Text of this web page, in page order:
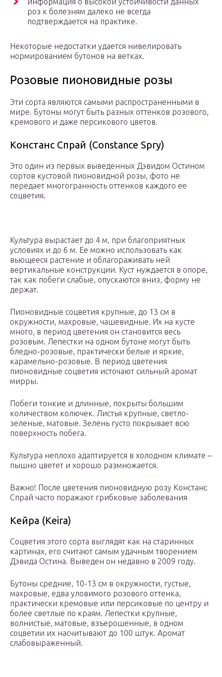
роз к болезням далеко не всегда
подтверждается на практике.
Некоторые недостатки удается нивелировать
нормированием бутонов на ветках.
Розовые пионовидные розы
Эти сорта являются самыми распространенными в
мире. Бутоны могут быть разных оттенков розового,
кремового и даже персикового цветов.
Констанс Спрай (Constance Spry)
Это один из первых выведенных Дэвидом Остином
сортов кустовой пионовидной розы, фото не
передает многогранность оттенков каждого ее
соцветия.
Культура вырастает до 4 м, при благоприятных
условиях и до 6 м. Ее можно использовать как
вьющееся растение и облагораживать ней
вертикальные конструкции. Куст нуждается в опоре,
так как побеги слабые, опускаются вниз, форму не
держат.
Пионовидные соцветия крупные, до 13 см в
окружности, махровые, чашевидные. Их на кусте
много, в период цветения он становится весь
розовым. Лепестки на одном бутоне могут быть
бледно-розовые, практически белые и яркие,
карамельно-розовые. В период цветения
пионовидные соцветия источают сильный аромат
мирры.
Побеги тонкие и длинные, покрыты большим
количеством колючек. Листья крупные, светло-
зеленые, матовые. Зелень густо покрывает всю
поверхность побега.
Культура неплохо адаптируется в холодном климате –
пышно цветет и хорошо размножается.
Важно! После цветения пионовидную розу Констанс
Спрай часто поражают грибковые заболевания
Кейра (Keira)
Соцветия этого сорта выглядят как на старинных
картинах, его считают самым удачным творением
Дэвида Остина. Выведен он недавно в 2009 году.
Бутоны средние, 10-13 см в окружности, густые,
махровые, едва уловимого розового оттенка,
практически кремовые или персиковые по центру и
более светлые по краям. Лепестки крупные,
волнистые, матовые, взъерошенные, в одном
соцветии их насчитывают до 100 штук. Аромат
слабовыраженный.